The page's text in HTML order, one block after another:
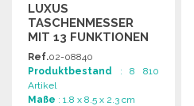
LUXUS
TASCHENMESSER
MIT 13 FUNKTIONEN
ZU
GROSSHANDELSPREISEN
Ref.02-08840
Produktbestand : 8 810
Artikel
Maße : 1.8 x 8.5 x 2.3 cm